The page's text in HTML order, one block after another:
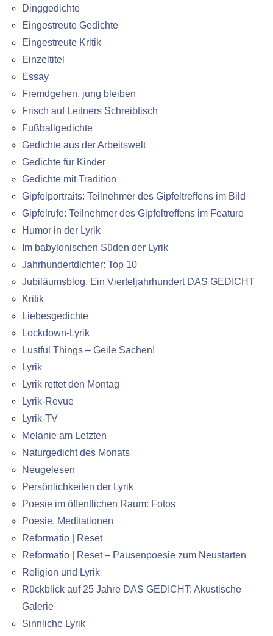
Dinggedichte
Eingestreute Gedichte
Eingestreute Kritik
Einzeltitel
Essay
Fremdgehen, jung bleiben
Frisch auf Leitners Schreibtisch
Fußballgedichte
Gedichte aus der Arbeitswelt
Gedichte für Kinder
Gedichte mit Tradition
Gipfelportraits: Teilnehmer des Gipfeltreffens im Bild
Gipfelrufe: Teilnehmer des Gipfeltreffens im Feature
Humor in der Lyrik
Im babylonischen Süden der Lyrik
Jahrhundertdichter: Top 10
Jubiläumsblog. Ein Vierteljahrhundert DAS GEDICHT
Kritik
Liebesgedichte
Lockdown-Lyrik
Lustful Things – Geile Sachen!
Lyrik
Lyrik rettet den Montag
Lyrik-Revue
Lyrik-TV
Melanie am Letzten
Naturgedicht des Monats
Neugelesen
Persönlichkeiten der Lyrik
Poesie im öffentlichen Raum: Fotos
Poesie. Meditationen
Reformatio | Reset
Reformatio | Reset – Pausenpoesie zum Neustarten
Religion und Lyrik
Rückblick auf 25 Jahre DAS GEDICHT: Akustische
Galerie
Sinnliche Lyrik